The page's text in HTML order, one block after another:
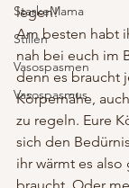
StarkeMama
Stillen
Vasospasmen
Vasospasmus
legen!
Am besten habt
nah bei euch im
denn es braucht
Körpernähe,
zu regeln. Eure
sich den
ihr wärmt es also